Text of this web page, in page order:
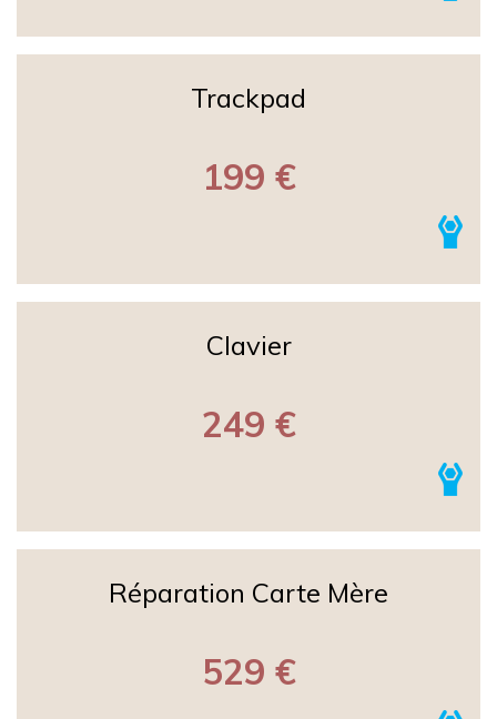
Trackpad
199 €
Clavier
249 €
Réparation Carte Mère
529 €